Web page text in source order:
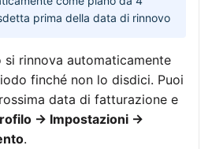
prima della data di rinnovo
si rinnova automaticamente
finché non lo disdici. Puoi
data di fatturazione e
→ Impostazioni →
.